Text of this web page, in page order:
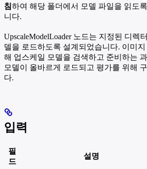
침하여 해당 폴더에서 모델 파일을 읽도
니다.
UpscaleModelLoader 노드는 지정된 디렉
델을 로드하도록 설계되었습니다. 이미
해 업스케일 모델을 검색하고 준비하는
모델이 올바르게 로드되고 평가를 위해
다.
입력
필
드
설명